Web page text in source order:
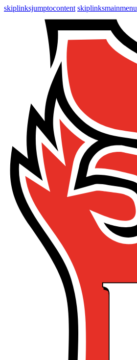
skiplinksjumptocontent skiplinksmainmenu